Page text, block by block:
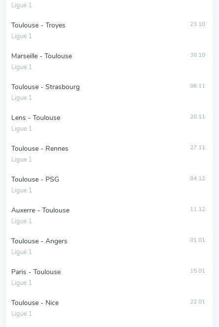
Ligue 1
Toulouse - Troyes
Ligue 1
23.10
Marseille - Toulouse
Ligue 1
30.10
Toulouse - Strasbourg
Ligue 1
06.11
Lens - Toulouse
Ligue 1
20.11
Toulouse - Rennes
Ligue 1
27.11
Toulouse - PSG
Ligue 1
04.12
Auxerre - Toulouse
Ligue 1
11.12
Toulouse - Angers
Ligue 1
01.01
Paris - Toulouse
Ligue 1
15.01
Toulouse - Nice
Ligue 1
22.01